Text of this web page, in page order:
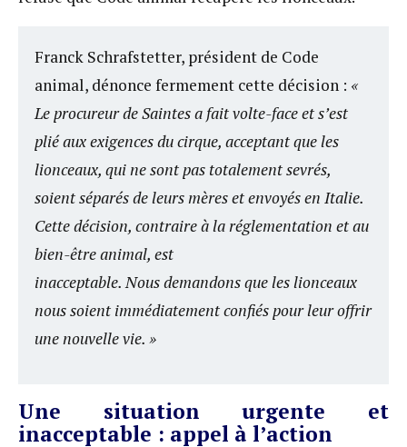
Franck Schrafstetter, président de Code
animal, dénonce fermement cette décision : «
Le procureur de Saintes a fait volte-face et s’est
plié aux exigences du cirque, acceptant que les
lionceaux, qui ne sont pas totalement sevrés,
soient séparés de leurs mères et envoyés en Italie.
Cette décision, contraire à la réglementation et au
bien-être animal, est
inacceptable. Nous demandons que les lionceaux
nous soient immédiatement confiés pour leur offrir
une nouvelle vie. »
Une situation urgente et
inacceptable : appel à l’action